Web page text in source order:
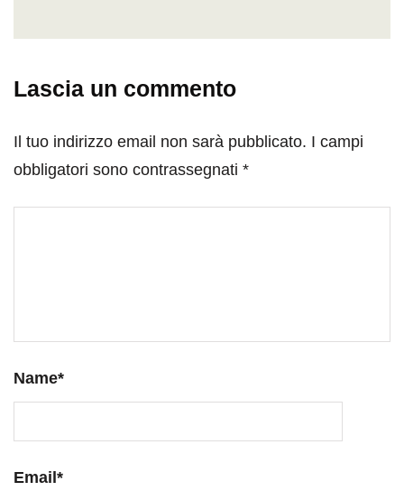
Lascia un commento
Il tuo indirizzo email non sarà pubblicato. I campi
obbligatori sono contrassegnati *
Name*
Email *